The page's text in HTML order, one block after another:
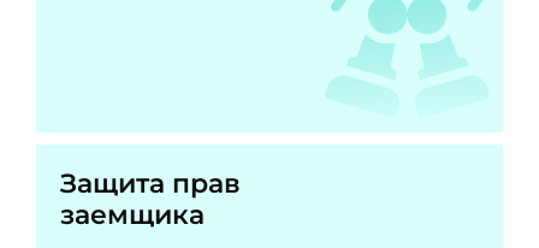
Защита прав
заемщика